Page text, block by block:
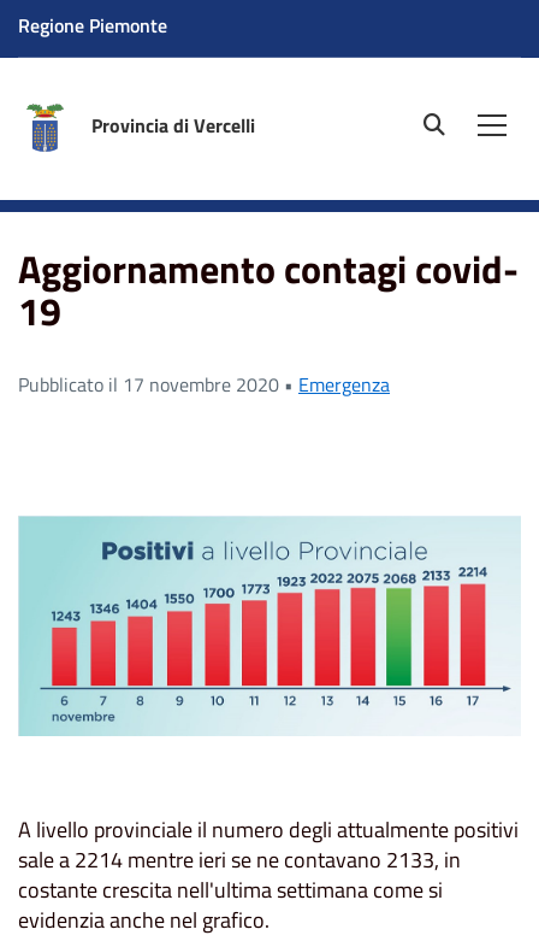
Regione Piemonte
Provincia di Vercelli site.searc
Aggiornamento contagi covid-
19
Pubblicato il 17 novembre 2020 • Emergenza
A livello provinciale il numero degli attualmente positivi
sale a 2214 mentre ieri se ne contavano 2133, in
costante crescita nell'ultima settimana come si
evidenzia anche nel grafico.